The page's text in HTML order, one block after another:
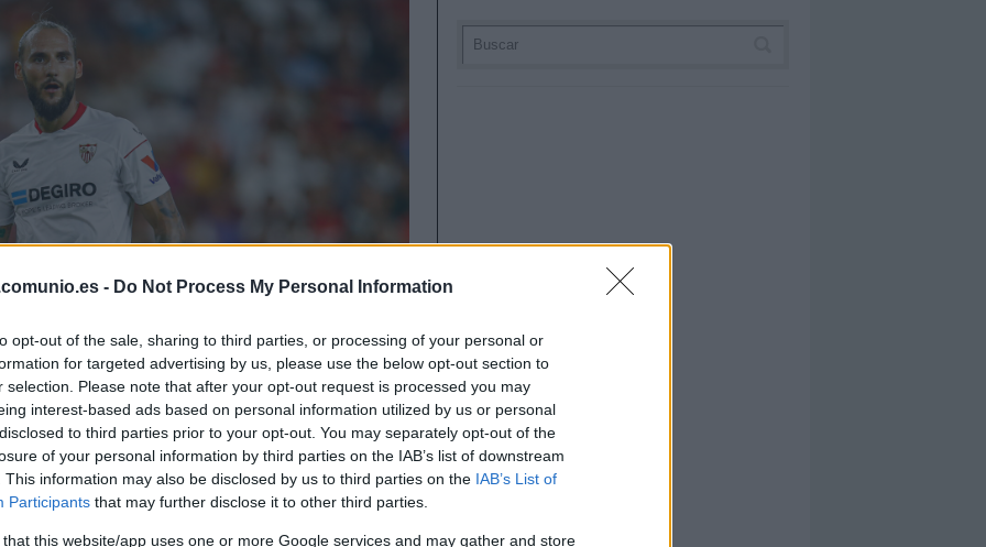
- Do Not Process My Personal Information
opt-out of the sale, sharing to third parties, or processing of your personal or
for targeted advertising by us, please use the below opt-out section to
selection. Please note that after your opt-out request is processed you may
interest-based ads based on personal information utilized by us or personal
to third parties prior to your opt-out. You may separately opt-out of the
of your personal information by third parties on the IAB’s list of downstream
This information may also be disclosed by us to third parties on the IAB’s List of
Participants that may further disclose it to other third parties.
that this website/app uses one or more Google services and may gather and store
la batuta de García Pimienta. Estos cuatro
muchos minutos durante la temporada y ser